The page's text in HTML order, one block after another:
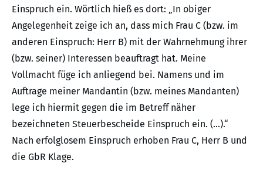
Einspruch ein. Wörtlich hieß es dort: „In obiger
Angelegenheit zeige ich an, dass mich Frau C (bzw. im
anderen Einspruch: Herr B) mit der Wahrnehmung ihrer
(bzw. seiner) Interessen beauftragt hat. Meine
Vollmacht füge ich anliegend bei. Namens und im
Auftrage meiner Mandantin (bzw. meines Mandanten)
lege ich hiermit gegen die im Betreff näher
bezeichneten Steuerbescheide Einspruch ein. (…).“
Nach erfolglosem Einspruch erhoben Frau C, Herr B und
die GbR Klage.